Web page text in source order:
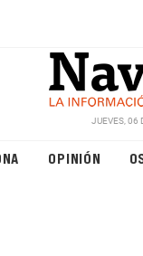
JUEVES, 06
OPINIÓN